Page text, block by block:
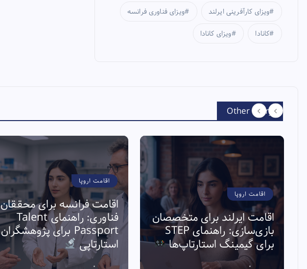
ویزای فناوری فرانسه ویزای کارآفرینی ایرلند
ویزای کانادا کانادا
Other Story
اقامت اروپا
اقامت فرانسه برای محققان
فناوری: راهنمای Talent
Passport برای پژوهشگران
استارتاپی
اقامت اروپا
اقامت ایرلند برای متخصصان
بازی‌سازی: راهنمای STEP
برای گیمینگ استارتاپ‌ها